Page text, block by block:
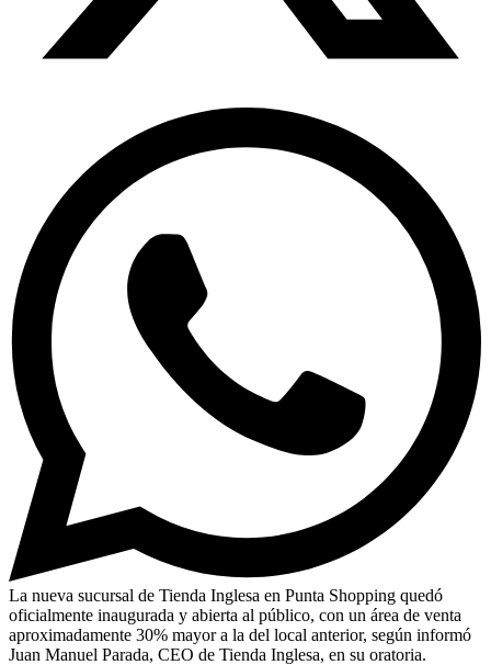
La nueva sucursal de Tienda Inglesa en Punta Shopping quedó
oficialmente inaugurada y abierta al público, con un área de venta
aproximadamente 30% mayor a la del local anterior, según informó
Juan Manuel Parada, CEO de Tienda Inglesa, en su oratoria.